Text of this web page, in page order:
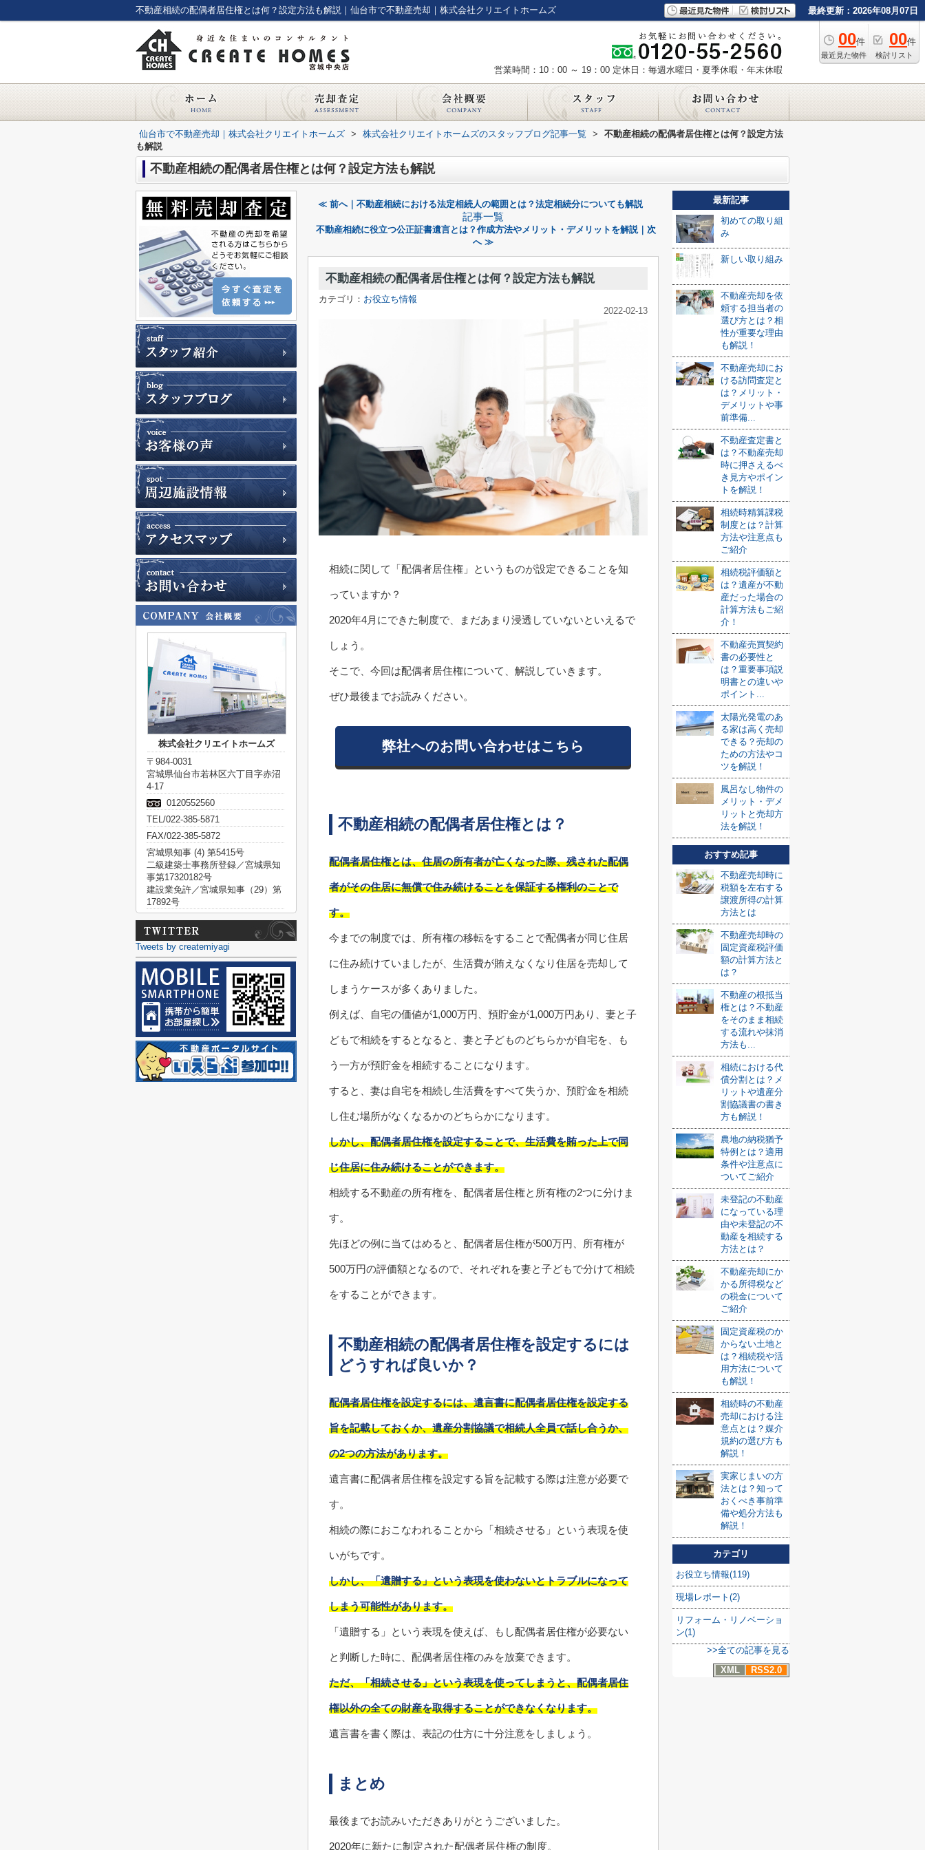
不動産相続の配偶者居住権とは何？設定方法も解説｜仙台市で不動産売却｜株式会社クリエイトホームズ 最終更新：2026年08月07日
00件
最近見た物件
00件
検討リスト
営業時間：10：00 ～ 19：00 定休日：毎週水曜日・夏季休暇・年末休暇
仙台市で不動産売却｜株式会社クリエイトホームズ > 株式会社クリエイトホームズのスタッフブログ記事一覧 >
不動産相続の配偶者居住権とは何？設定方法
も解説
不動産相続の配偶者居住権とは何？設定方法も解説
≪ 前へ｜不動産相続における法定相続人の範囲とは？法定相続分についても解説
記事一覧
不動産相続に役立つ公正証書遺言とは？作成方法やメリット・デメリットを解説｜次
へ ≫
不動産相続の配偶者居住権とは何？設定方法も解説
カテゴリ： お役立ち情報
2022-02-13
相続に関して「配偶者居住権」というものが設定できることを知
っていますか？
2020年4月にできた制度で、まだあまり浸透していないといえるで
しょう。
そこで、今回は配偶者居住権について、解説していきます。
ぜひ最後までお読みください。
弊社へのお問い合わせはこちら
不動産相続の配偶者居住権とは？
配偶者居住権とは、住居の所有者が亡くなった際、残された配偶
者がその住居に無償で住み続けることを保証する権利のことで
す。
今までの制度では、所有権の移転をすることで配偶者が同じ住居
に住み続けていましたが、生活費が賄えなくなり住居を売却して
しまうケースが多くありました。
例えば、自宅の価値が1,000万円、預貯金が1,000万円あり、妻と子
どもで相続をするとなると、妻と子どものどちらかが自宅を、も
う一方が預貯金を相続することになります。
すると、妻は自宅を相続し生活費をすべて失うか、預貯金を相続
し住む場所がなくなるかのどちらかになります。
しかし、配偶者居住権を設定することで、生活費を賄った上で同
じ住居に住み続けることができます。
相続する不動産の所有権を、配偶者居住権と所有権の2つに分けま
す。
先ほどの例に当てはめると、配偶者居住権が500万円、所有権が
500万円の評価額となるので、それぞれを妻と子どもで分けて相続
をすることができます。
不動産相続の配偶者居住権を設定するには
どうすれば良いか？
配偶者居住権を設定するには、遺言書に配偶者居住権を設定する
旨を記載しておくか、遺産分割協議で相続人全員で話し合うか、
の2つの方法があります。
遺言書に配偶者居住権を設定する旨を記載する際は注意が必要で
す。
相続の際におこなわれることから「相続させる」という表現を使
いがちです。
しかし、「遺贈する」という表現を使わないとトラブルになって
しまう可能性があります。
「遺贈する」という表現を使えば、もし配偶者居住権が必要ない
と判断した時に、配偶者居住権のみを放棄できます。
ただ、「相続させる」という表現を使ってしまうと、配偶者居住
権以外の全ての財産を取得することができなくなります。
遺言書を書く際は、表記の仕方に十分注意をしましょう。
まとめ
最後までお読みいただきありがとうございました。
2020年に新たに制定された配偶者居住権の制度。
最新記事
初めての取り組
み
新しい取り組み
不動産売却を依
頼する担当者の
選び方とは？相
性が重要な理由
も解説！
不動産売却にお
ける訪問査定と
は？メリット・
デメリットや事
前準備...
不動産査定書と
は？不動産売却
時に押さえるべ
き見方やポイン
トを解説！
相続時精算課税
制度とは？計算
方法や注意点も
ご紹介
相続税評価額と
は？遺産が不動
産だった場合の
計算方法もご紹
介！
不動産売買契約
書の必要性と
は？重要事項説
明書との違いや
ポイント...
太陽光発電のあ
る家は高く売却
できる？売却の
ための方法やコ
ツを解説！
風呂なし物件の
メリット・デメ
リットと売却方
法を解説！
おすすめ記事
不動産売却時に
税額を左右する
譲渡所得の計算
方法とは
不動産売却時の
固定資産税評価
額の計算方法と
は？
不動産の根抵当
権とは？不動産
をそのまま相続
する流れや抹消
方法も...
相続における代
償分割とは？メ
リットや遺産分
割協議書の書き
方も解説！
農地の納税猶予
特例とは？適用
条件や注意点に
ついてご紹介
未登記の不動産
になっている理
由や未登記の不
動産を相続する
方法とは？
不動産売却にか
かる所得税など
の税金について
ご紹介
固定資産税のか
からない土地と
は？相続税や活
用方法について
も解説！
相続時の不動産
売却における注
意点とは？媒介
規約の選び方も
解説！
実家じまいの方
法とは？知って
おくべき事前準
備や処分方法も
解説！
カテゴリ
お役立ち情報(119)
現場レポート(2)
リフォーム・リノベーショ
ン(1)
>>全ての記事を見る
XML
RSS2.0
株式会社クリエイトホームズ
〒984-0031
宮城県仙台市若林区六丁目字赤沼
4-17
0120552560
TEL/022-385-5871
FAX/022-385-5872
宮城県知事 (4) 第5415号
二級建築士事務所登録／宮城県知
事第17320182号
建設業免許／宮城県知事（29）第
17892号
Tweets by createmiyagi